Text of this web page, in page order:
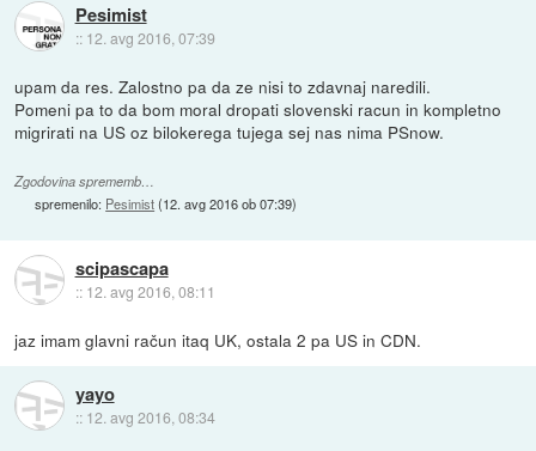
Pesimist
:: 12. avg 2016, 07:39
upam da res. Zalostno pa da ze nisi to zdavnaj naredili.
Pomeni pa to da bom moral dropati slovenski racun in kompletno
migrirati na US oz bilokerega tujega sej nas nima PSnow.
Zgodovina sprememb…
spremenilo: Pesimist(12. avg 2016 ob 07:39)
scipascapa
:: 12. avg 2016, 08:11
jaz imam glavni račun itaq UK, ostala 2 pa US in CDN.
yayo
:: 12. avg 2016, 08:34